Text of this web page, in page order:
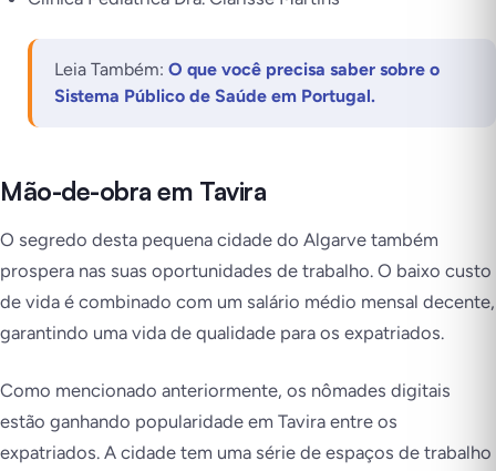
Leia Também: O que você precisa saber sobre o
Sistema Público de Saúde em Portugal.
Mão-de-obra em Tavira
O segredo desta pequena cidade do Algarve também
prospera nas suas oportunidades de trabalho. O baixo custo
de vida é combinado com um salário médio mensal decente,
garantindo uma vida de qualidade para os expatriados.
Como mencionado anteriormente, os nômades digitais
estão ganhando popularidade em Tavira entre os
expatriados. A cidade tem uma série de espaços de trabalho